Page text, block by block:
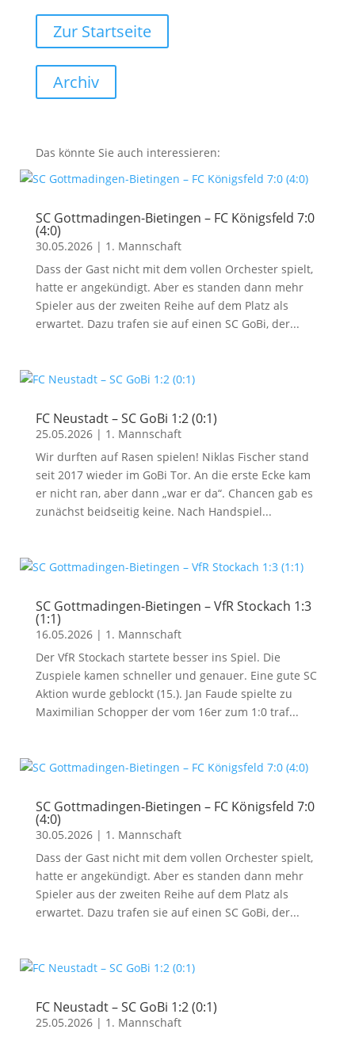
Zur Startseite
Archiv
Das könnte Sie auch interessieren:
SC Gottmadingen-Bietingen – FC Königsfeld 7:0
(4:0)
30.05.2026| 1. Mannschaft
Dass der Gast nicht mit dem vollen Orchester spielt,
hatte er angekündigt. Aber es standen dann mehr
Spieler aus der zweiten Reihe auf dem Platz als
erwartet. Dazu trafen sie auf einen SC GoBi, der...
FC Neustadt – SC GoBi 1:2 (0:1)
25.05.2026| 1. Mannschaft
Wir durften auf Rasen spielen! Niklas Fischer stand
seit 2017 wieder im GoBi Tor. An die erste Ecke kam
er nicht ran, aber dann „war er da“. Chancen gab es
zunächst beidseitig keine. Nach Handspiel...
SC Gottmadingen-Bietingen – VfR Stockach 1:3
(1:1)
16.05.2026| 1. Mannschaft
Der VfR Stockach startete besser ins Spiel. Die
Zuspiele kamen schneller und genauer. Eine gute SC
Aktion wurde geblockt (15.). Jan Faude spielte zu
Maximilian Schopper der vom 16er zum 1:0 traf...
SC Gottmadingen-Bietingen – FC Königsfeld 7:0
(4:0)
30.05.2026| 1. Mannschaft
Dass der Gast nicht mit dem vollen Orchester spielt,
hatte er angekündigt. Aber es standen dann mehr
Spieler aus der zweiten Reihe auf dem Platz als
erwartet. Dazu trafen sie auf einen SC GoBi, der...
FC Neustadt – SC GoBi 1:2 (0:1)
25.05.2026| 1. Mannschaft